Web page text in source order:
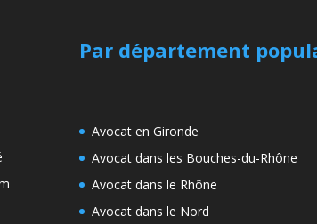
Par département
Avocat en Gironde
Avocat dans les Bouches-du-Rhône
Avocat dans le Rhône
Avocat dans le Nord